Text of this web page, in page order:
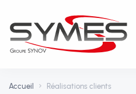
Accueil Réalisations clients